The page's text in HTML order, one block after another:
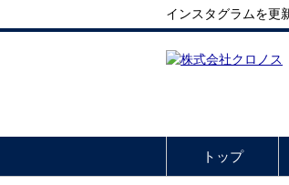
インスタグラムを
トップ